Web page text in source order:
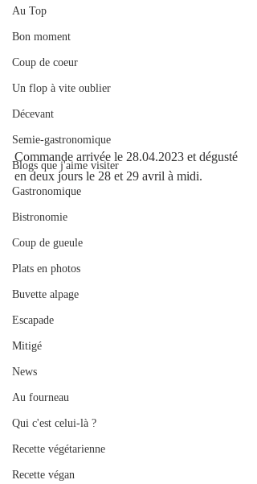
Au Top
Bon moment
Coup de coeur
Un flop à vite oublier
Décevant
Semie-gastronomique
Blogs que j'aime visiter
Gastronomique
Bistronomie
Coup de gueule
Plats en photos
Buvette alpage
Escapade
Mitigé
News
Au fourneau
Qui c'est celui-là ?
Recette végétarienne
Recette végan
Commande arrivée le 28.04.2023 et dégusté
en deux jours le 28 et 29 avril à midi.